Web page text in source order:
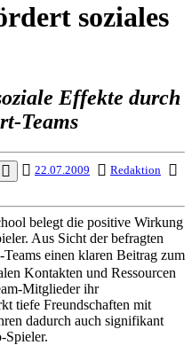
soziales
Effekte durch
Teams
22.07.2009
Redaktion
belegt die positive Wirkung
Aus Sicht der befragten
-Teams einen klaren Beitrag zum
Kontakten und Ressourcen
Mitglieder ihr
tiefe Freundschaften mit
dadurch auch signifikant
Spieler.